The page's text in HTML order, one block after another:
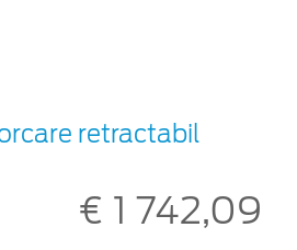
retractabil
€ 1 742,09